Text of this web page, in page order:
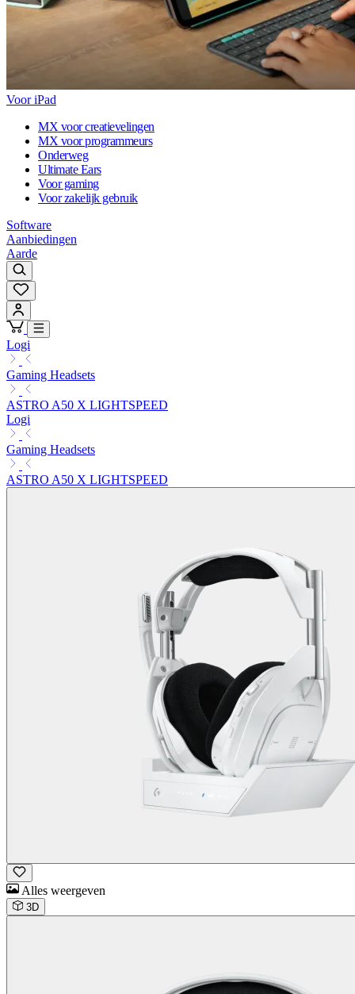
Voor iPad
MX voor creatievelingen
MX voor programmeurs
Onderweg
Ultimate Ears
Voor gaming
Voor zakelijk gebruik
Software
Aanbiedingen
Aarde
Logi
Gaming Headsets
ASTRO A50 X LIGHTSPEED
Logi
Gaming Headsets
ASTRO A50 X LIGHTSPEED
Alles weergeven
3D